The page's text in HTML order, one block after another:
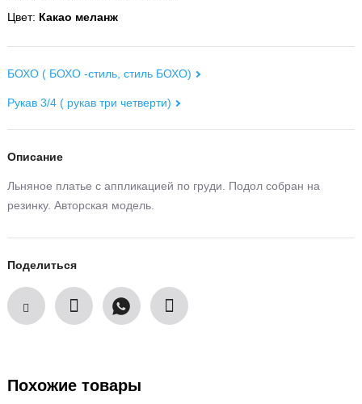
Цвет: Какао меланж
БОХО ( БОХО -стиль, стиль БОХО)
Рукав 3/4 ( рукав три четверти)
Описание
Льняное платье с аппликацией по груди. Подол собран на
резинку. Авторская модель.
Поделиться
Похожие товары